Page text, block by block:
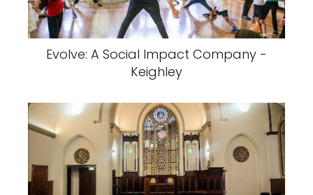
Evolve: A Social Impact Company -
Keighley